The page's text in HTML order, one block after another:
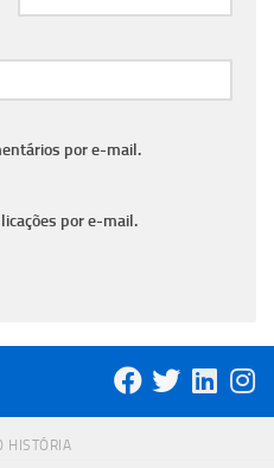
por e-mail.
por e-mail.
HISTÓRIA